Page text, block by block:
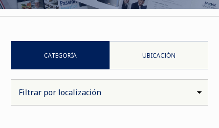
CATEGORÍA UBICACIÓN